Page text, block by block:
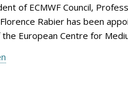
of ECMWF Council,
Rabier has been
European Centre for